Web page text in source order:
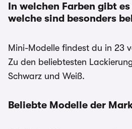
In welchen Farben gibt
welche sind besonders
Mini-Modelle findest du in 23
Zu den beliebtesten
Schwarz und Weiß.
Beliebte Modelle der